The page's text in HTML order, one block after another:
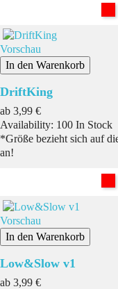
Vorschau
In den Warenkorb
DriftKing
ab Preis
3,99 €
Availability: 100 In Stock
*Größe bezieht sich auf
an!
Vorschau
In den Warenkorb
Low&Slow v1
ab Preis
3,99 €